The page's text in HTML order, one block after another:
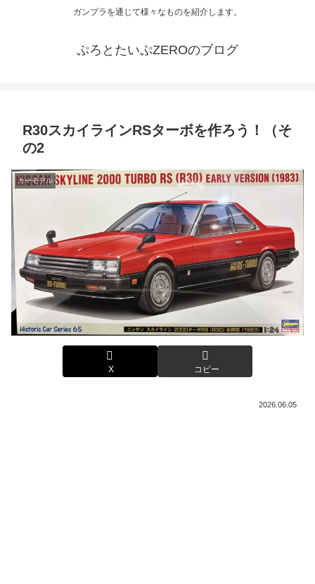
ガンプラを通じて様々なものを紹介します。
ぷろとたいぷZEROのブログ
R30スカイラインRSターボを作ろう！（そ
の2
カーモデル
X コピー
2026.06.05